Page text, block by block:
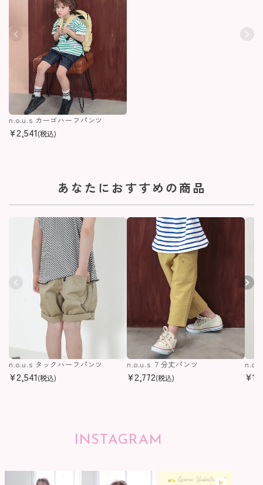
n.o.u.s カーゴハーフパンツ
¥2,541(税込)
あなたにおすすめの商品
n.o.u.s タックハーフパンツ
¥2,541(税込)
n.o.u.s ７分丈パンツ
¥2,772(税込) ¥
INSTAGRAM